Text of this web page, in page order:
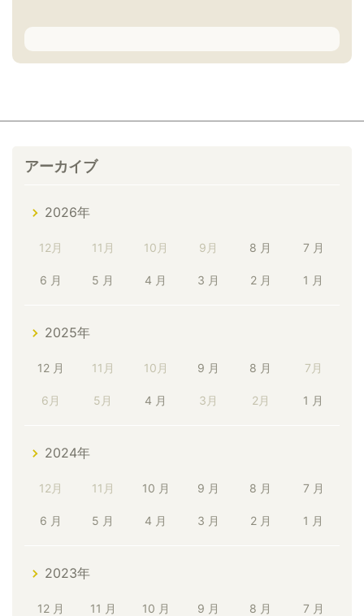
アーカイブ
2026年
12月 11月 10月 9月 8 月 7 月
6 月 5 月 4 月 3 月 2 月 1 月
2025年
12 月 11月 10月 9 月 8 月 7月
6月 5月 4 月 3月 2月 1 月
2024年
12月 11月 10 月 9 月 8 月 7 月
6 月 5 月 4 月 3 月 2 月 1 月
2023年
12 月 11 月 10 月 9 月 8 月 7 月